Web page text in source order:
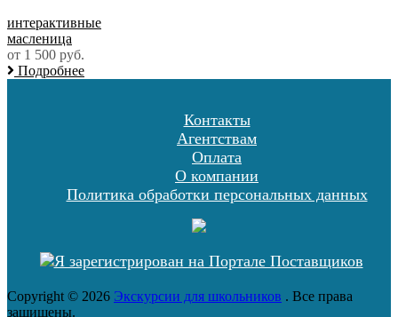
интерактивные
масленица
от 1 500 руб.
Подробнее
Контакты
Агентствам
Оплата
О компании
Политика обработки персональных данных
Copyright © 2026 Экскурсии для школьников . Все права
защищены.